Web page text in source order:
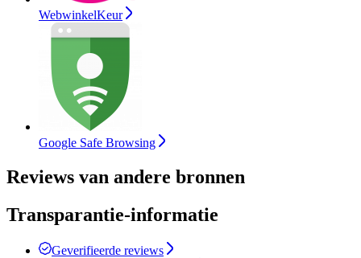
WebwinkelKeur
Google Safe Browsing
Reviews van andere bronnen
Transparantie-informatie
Geverifieerde reviews